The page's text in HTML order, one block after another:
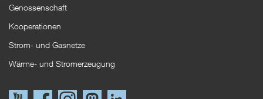
Genossenschaft
Kooperationen
Strom- und Gasnetze
Wärme- und Stromerzeugung
Link
Link
InstagramMastodonLinkedIn